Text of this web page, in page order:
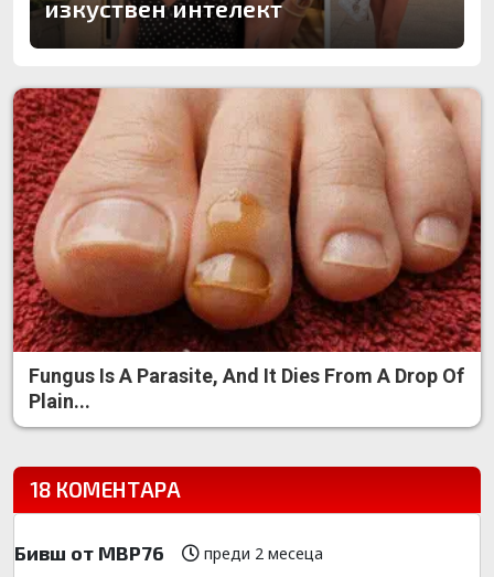
изкуствен интелект
Fungus Is A Parasite, And It Dies From A Drop Of
Plain...
18 КОМЕНТАРА
Бивш от МВР76 преди 2 месеца